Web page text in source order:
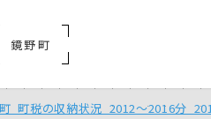
鏡野町
_町税の収納状況_2012～2016分